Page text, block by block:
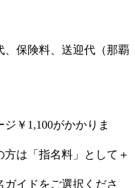
、保険料、送迎代（那覇
￥1,100がかかりま
は「指名料」として＋
ガイドをご選択くださ